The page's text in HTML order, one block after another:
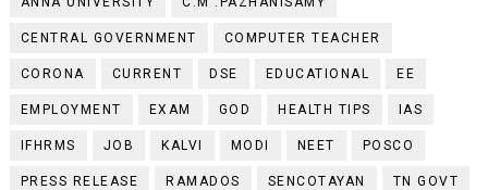
CENTRAL GOVERNMENT COMPUTER TEACHER
CORONA CURRENT DSE EDUCATIONAL EE
EMPLOYMENT EXAM GOD HEALTH TIPS IAS
IFHRMS JOB KALVI MODI NEET POSCO
PRESS RELEASE RAMADOS SENCOTAYAN TN GOVT